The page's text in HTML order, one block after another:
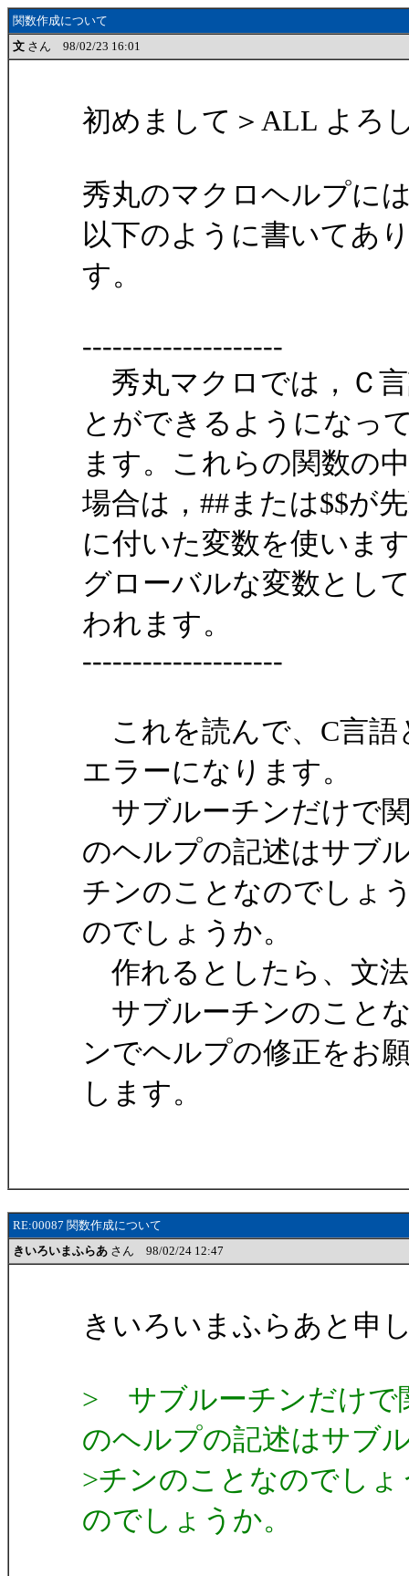
関数作成について
文 さん 98/02/23 16:01
初めまして＞ALL よろ
秀丸のマクロヘルプに
以下のように書いてあ
す。
--------------------
秀丸マクロでは，Ｃ
とができるようになっ
ます。これらの関数の
場合は，##または$$が
に付いた変数を使いま
グローバルな変数とし
われます。
--------------------
これを読んで、C言語
エラーになります。
サブルーチンだけで
のヘルプの記述はサブ
チンのことなのでしょ
のでしょうか。
作れるとしたら、文
サブルーチンのこと
ンでヘルプの修正をお
します。
RE:00087 関数作成について
きいろいまふらあ さん 98/02/24 12:47
きいろいまふらあと申
> サブルーチンだけで
のヘルプの記述はサブ
>チンのことなのでし
のでしょうか。